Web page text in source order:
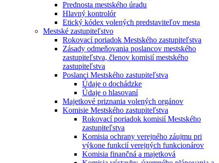
Prednosta mestského úradu
Hlavný kontrolór
Etický kódex volených predstaviteľov mesta
Mestské zastupiteľstvo
Rokovací poriadok Mestského zastupiteľstva
Zásady odmeňovania poslancov mestského
zastupiteľstva, členov komisií mestského
zastupiteľstva
Poslanci Mestského zastupiteľstva
Údaje o dochádzke
Údaje o hlasovaní
Majetkové priznania volených orgánov
Komisie Mestského zastupiteľstva
Rokovací poriadok komisií Mestského
zastupiteľstva
Komisia ochrany verejného záujmu pri
výkone funkcií verejných funkcionárov
Komisia finančná a majetková